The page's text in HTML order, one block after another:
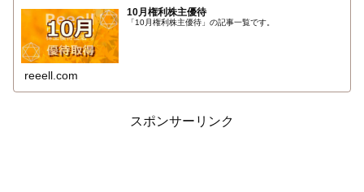
10月権利株主優待
「10月権利株主優待」の記事一覧です。
reeell.com
スポンサーリンク